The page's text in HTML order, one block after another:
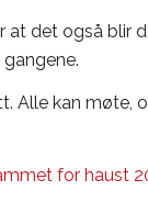
at det også blir
Alle kan møte,
for haust